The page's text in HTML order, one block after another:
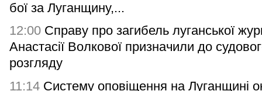
бої за Луганщину,...
12:00 Справу про загибель луганської
Анастасії Волкової призначили до
розгляду
11:14 Систему оповіщення на Луганщині